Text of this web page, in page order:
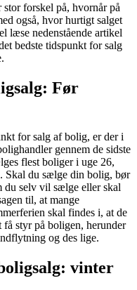
forskel på, hvornår på
også, hvor hurtigt salget
læse nedenstående artikel
bedste tidspunkt for salg
Før
for salg af bolig, er der i
gennem de sidste
flest boliger i uge 26,
Skal du sælge din bolig, bør
du selv vil sælge eller skal
til, at mange
skal findes i, at de
styr på boligen, herunder
og des lige.
vinter